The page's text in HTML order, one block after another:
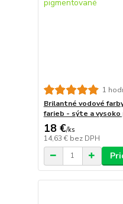
1
Brilantné vodové
farieb - sýte a
18 €/ks
14,63 € bez DPH